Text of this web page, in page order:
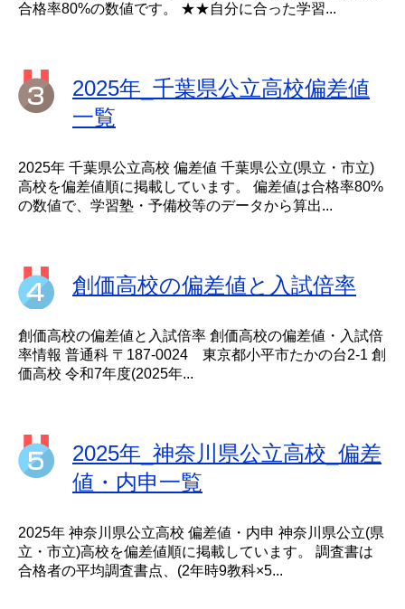
合格率80%の数値です。 ★★自分に合った学習...
2025年_千葉県公立高校偏差値
一覧
2025年 千葉県公立高校 偏差値 千葉県公立(県立・市立)
高校を偏差値順に掲載しています。 偏差値は合格率80%
の数値で、学習塾・予備校等のデータから算出...
創価高校の偏差値と入試倍率
創価高校の偏差値と入試倍率 創価高校の偏差値・入試倍
率情報 普通科 〒187-0024 東京都小平市たかの台2-1 創
価高校 令和7年度(2025年...
2025年_神奈川県公立高校_偏差
値・内申一覧
2025年 神奈川県公立高校 偏差値・内申 神奈川県公立(県
立・市立)高校を偏差値順に掲載しています。 調査書は
合格者の平均調査書点、(2年時9教科×5...